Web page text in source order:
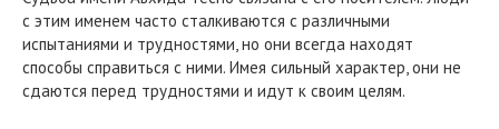
с этим именем часто сталкиваются с различными
испытаниями и трудностями, но они всегда находят
способы справиться с ними. Имея сильный характер, они не
сдаются перед трудностями и идут к своим целям.